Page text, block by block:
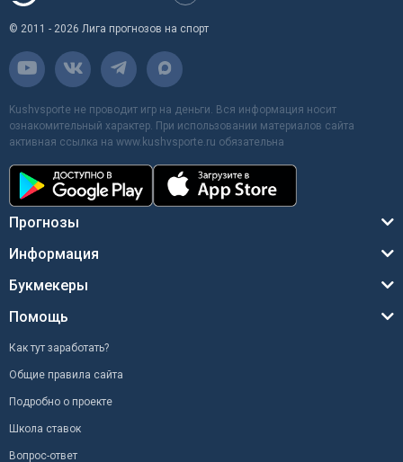
© 2011 - 2026 Лига прогнозов на спорт
Kushvsporte не проводит игр на деньги. Вся информация носит
ознакомительный характер. При использовании материалов сайта
активная ссылка на www.kushvsporte.ru обязательна
Прогнозы
Информация
Букмекеры
Помощь
Как тут заработать?
Общие правила сайта
Подробно о проекте
Школа ставок
Вопрос-ответ